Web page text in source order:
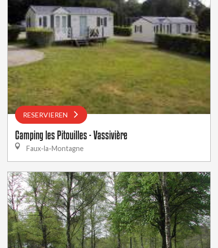
RESERVIEREN
Camping les Pitouilles - Vassivière
Faux-la-Montagne